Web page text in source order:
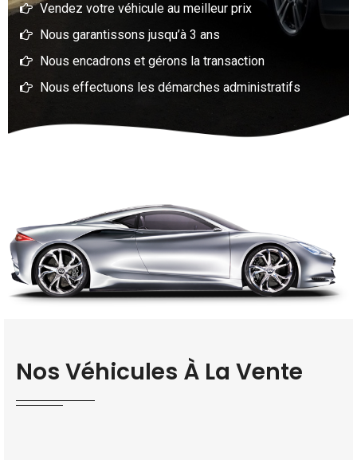
Vendez votre véhicule au meilleur prix
Nous garantissons jusqu’à 3 ans
Nous encadrons et gérons la transaction
Nous effectuons les démarches administratifs
Nos Véhicules À La Vente